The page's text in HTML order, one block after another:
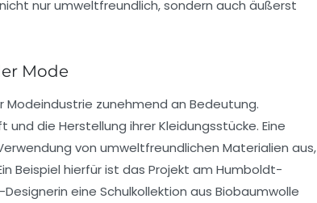
nur umweltfreundlich, sondern auch äußerst
Mode
Modeindustrie zunehmend an Bedeutung.
die Herstellung ihrer Kleidungsstücke. Eine
von umweltfreundlichen Materialien aus,
Beispiel hierfür ist das Projekt am Humboldt-
eine Schulkollektion aus Biobaumwolle